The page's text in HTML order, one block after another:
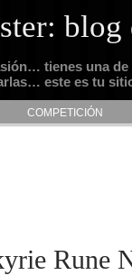
blog
tienes una
este es tu
COMPETICIÓN
Rune